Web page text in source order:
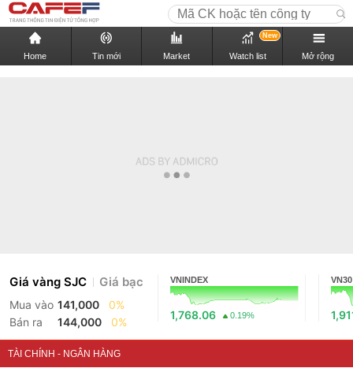
Home Tin mới Market Watch list
New
Mở rộng
Giá vàng SJC Giá bạc
Mua vào 141,000
0%
Bán ra
144,000 0%
VNINDEX
1,768.06 0.19%
VN30
TÀI CHÍNH - NGÂN HÀNG